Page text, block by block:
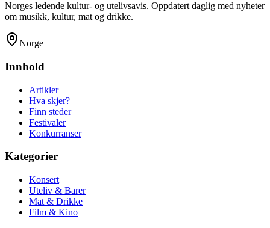
Norges ledende kultur- og utelivsavis. Oppdatert daglig med nyheter
om musikk, kultur, mat og drikke.
Norge
Innhold
Artikler
Hva skjer?
Finn steder
Festivaler
Konkurranser
Kategorier
Konsert
Uteliv & Barer
Mat & Drikke
Film & Kino